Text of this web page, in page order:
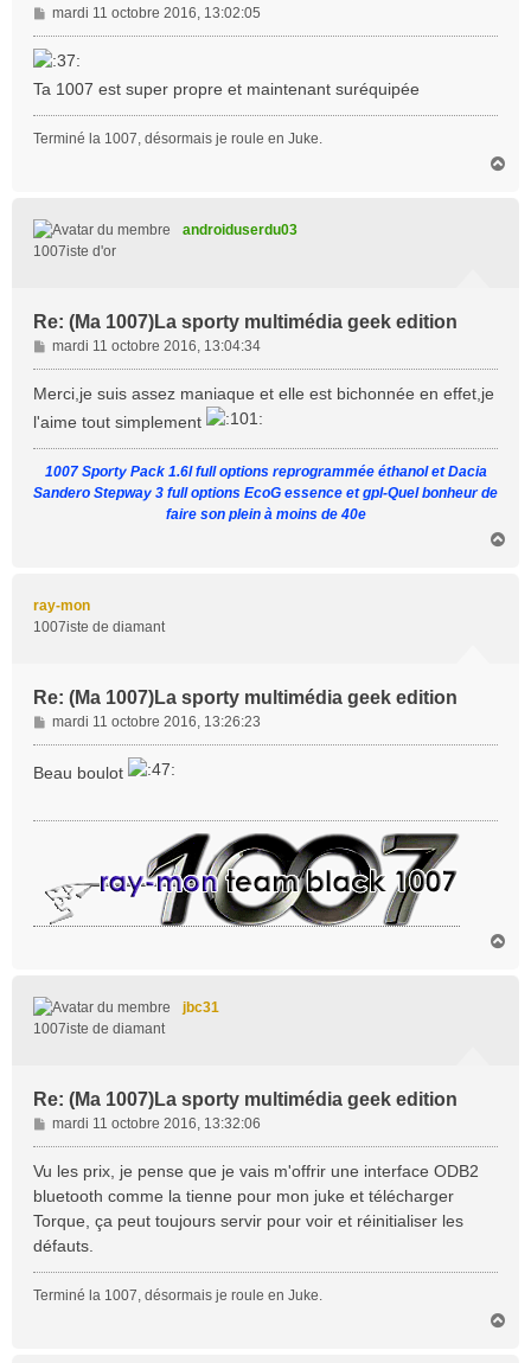
M
e
s
a
g
e
mardi 11 octobre 2016, 13:02:05
Ta 1007 est super propre et maintenant suréquipée
Terminé la 1007, désormais je roule en Juke.
androiduserdu03
1007iste d'or
Re: (Ma 1007)La sporty multimédia geek edition
M
e
a
g
e
mardi 11 octobre 2016, 13:04:34
Merci,je suis assez maniaque et elle est bichonnée en effet,je
l'aime tout simplement
1007 Sporty Pack 1.6l full options reprogrammée éthanol et Dacia
Sandero Stepway 3 full options EcoG essence et gpl-Quel bonheur de
faire son plein à moins de 40e
ray-mon
1007iste de diamant
Re: (Ma 1007)La sporty multimédia geek edition
M
e
s
g
mardi 11 octobre 2016, 13:26:23
Beau boulot
jbc31
1007iste de diamant
Re: (Ma 1007)La sporty multimédia geek edition
M
e
a
g
e
mardi 11 octobre 2016, 13:32:06
Vu les prix, je pense que je vais m'offrir une interface ODB2
bluetooth comme la tienne pour mon juke et télécharger
Torque, ça peut toujours servir pour voir et réinitialiser les
défauts.
Terminé la 1007, désormais je roule en Juke.